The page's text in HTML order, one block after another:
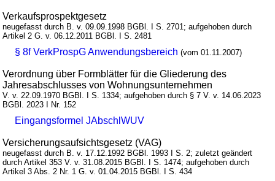
Verkaufsprospektgesetz
neugefasst durch B. v. 09.09.1998 BGBl. I S. 2701; aufgehoben durch
Artikel 2 G. v. 06.12.2011 BGBl. I S. 2481
§ 8f VerkProspG Anwendungsbereich (vom 01.11.2007)
Verordnung über Formblätter für die Gliederung des
Jahresabschlusses von Wohnungsunternehmen
V. v. 22.09.1970 BGBl. I S. 1334; aufgehoben durch § 7 V. v. 14.06.2023
BGBl. 2023 I Nr. 152
Eingangsformel JAbschlWUV
Versicherungsaufsichtsgesetz (VAG)
neugefasst durch B. v. 17.12.1992 BGBl. 1993 I S. 2; zuletzt geändert
durch Artikel 353 V. v. 31.08.2015 BGBl. I S. 1474; aufgehoben durch
Artikel 3 Abs. 2 Nr. 1 G. v. 01.04.2015 BGBl. I S. 434